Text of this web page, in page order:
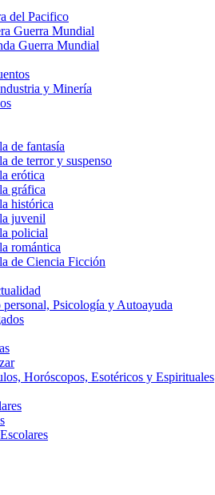
del Pacifico
Guerra Mundial
Guerra Mundial
y Minería
de fantasía
de terror y suspenso
erótica
gráfica
histórica
juvenil
policial
romántica
de Ciencia Ficción
Psicología y Autoayuda
Horóscopos, Esotéricos y Espirituales